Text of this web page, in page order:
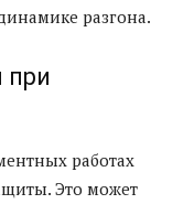
разгона.
при
работах
Это может